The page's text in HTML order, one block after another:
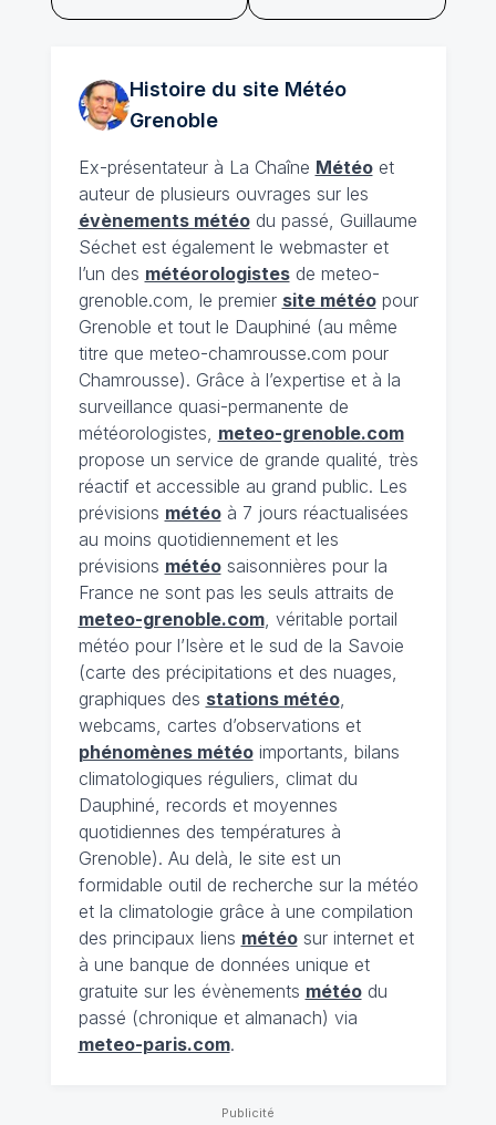
Histoire du site Météo
Grenoble
Ex-présentateur à La Chaîne Météoet
auteur de plusieurs ouvrages sur les
évènements météodu passé, Guillaume
Séchet est également le webmaster et
l’un des météorologistesde meteo-
grenoble.com, le premier site météopour
Grenoble et tout le Dauphiné (au même
titre que meteo-chamrousse.com pour
Chamrousse). Grâce à l’expertise et à la
surveillance quasi-permanente de
météorologistes, meteo-grenoble.com
propose un service de grande qualité, très
réactif et accessible au grand public. Les
prévisions météoà 7 jours réactualisées
au moins quotidiennement et les
prévisions météosaisonnières pour la
France ne sont pas les seuls attraits de
meteo-grenoble.com, véritable portail
météo pour l’Isère et le sud de la Savoie
(carte des précipitations et des nuages,
graphiques des stations météo,
webcams, cartes d’observations et
phénomènes météoimportants, bilans
climatologiques réguliers, climat du
Dauphiné, records et moyennes
quotidiennes des températures à
Grenoble). Au delà, le site est un
formidable outil de recherche sur la météo
et la climatologie grâce à une compilation
des principaux liens météosur internet et
à une banque de données unique et
gratuite sur les évènements météodu
passé (chronique et almanach) via
meteo-paris.com.